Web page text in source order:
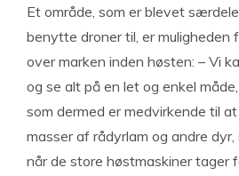
Et område, som er blevet
benytte droner til, er muligheden
over marken inden høsten: – Vi
og se alt på en let og enkel
som dermed er medvirkende til
masser af rådyrlam og andre
når de store høstmaskiner tager